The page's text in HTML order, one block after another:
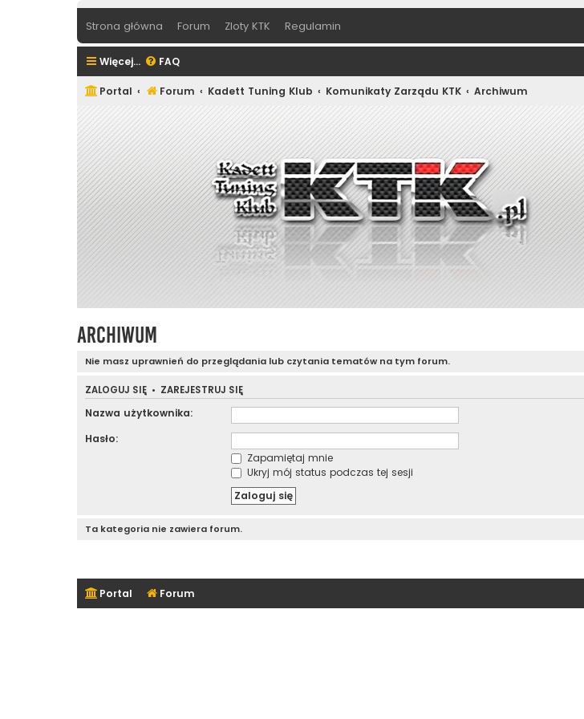
Strona główna Forum Zloty KTK Regulamin
Więcej… FAQ
Portal Forum Kadett Tuning Klub Komunikaty Zarządu KTK Archiwum
Archiwum
Nie masz uprawnień do przeglądania lub czytania tematów na tym forum.
ZALOGUJ SIĘ • ZAREJESTRUJ SIĘ
Nazwa użytkownika:
Hasło:
Zapamiętaj mnie
Ukryj mój status podczas tej sesji
Ta kategoria nie zawiera forum.
Portal Forum